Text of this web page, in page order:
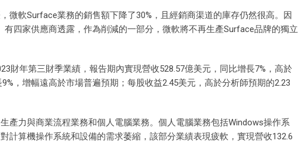
微軟Surface業務的銷售額下降了30%，且經銷商渠道的庫存仍然很高。因
四家供應商透露，作為削減的一部分，微軟將不再生產Surface品牌的獨立
財年第三財季業績，報告期內實現營收528.57億美元，同比增長7%，高於
，增幅遠高於市場普遍預期；每股收益2.45美元，高於分析師預期的2.23
產力與商業流程業務和個人電腦業務。個人電腦業務包括Windows操作系
計算機操作系統和設備的需求萎縮，該部分業績表現疲軟，實現營收132.6